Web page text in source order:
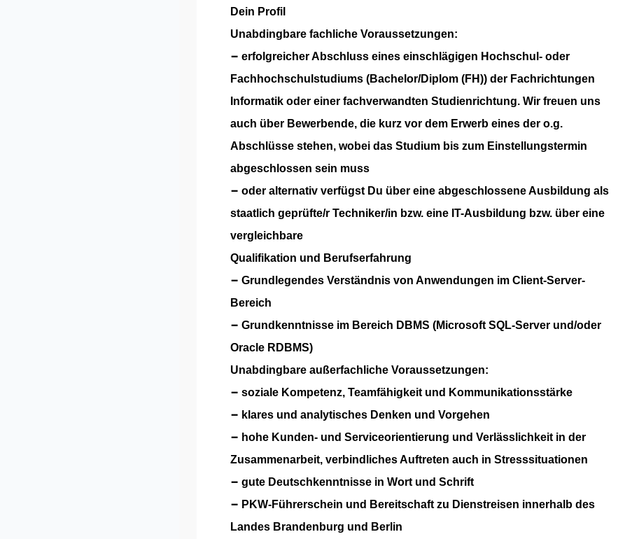
Dein Profil
Unabdingbare fachliche Voraussetzungen:
− erfolgreicher Abschluss eines einschlägigen Hochschul- oder
Fachhochschulstudiums (Bachelor/Diplom (FH)) der Fachrichtungen
Informatik oder einer fachverwandten Studienrichtung. Wir freuen uns
auch über Bewerbende, die kurz vor dem Erwerb eines der o.g.
Abschlüsse stehen, wobei das Studium bis zum Einstellungstermin
abgeschlossen sein muss
− oder alternativ verfügst Du über eine abgeschlossene Ausbildung als
staatlich geprüfte/r Techniker/in bzw. eine IT-Ausbildung bzw. über eine
vergleichbare
Qualifikation und Berufserfahrung
− Grundlegendes Verständnis von Anwendungen im Client-Server-
Bereich
− Grundkenntnisse im Bereich DBMS (Microsoft SQL-Server und/oder
Oracle RDBMS)
Unabdingbare außerfachliche Voraussetzungen:
− soziale Kompetenz, Teamfähigkeit und Kommunikationsstärke
− klares und analytisches Denken und Vorgehen
− hohe Kunden- und Serviceorientierung und Verlässlichkeit in der
Zusammenarbeit, verbindliches Auftreten auch in Stresssituationen
− gute Deutschkenntnisse in Wort und Schrift
− PKW-Führerschein und Bereitschaft zu Dienstreisen innerhalb des
Landes Brandenburg und Berlin